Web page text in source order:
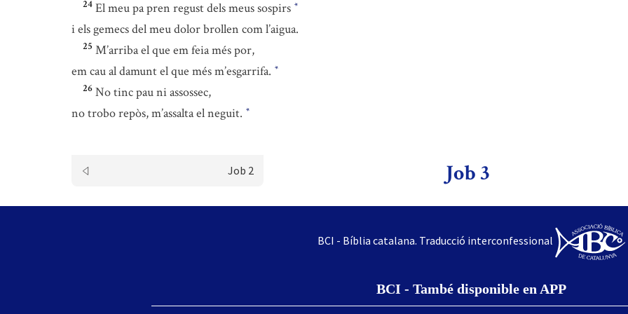
24 El meu pa pren regust dels meus sospirs *
i els gemecs del meu dolor brollen com l’aigua.
25 M’arriba el que em feia més por,
em cau al damunt el que més m’esgarrifa. *
26 No tinc pau ni assossec,
no trobo repòs, m’assalta el neguit. *
Job 2 Job 3
BCI - Bíblia catalana. Traducció interconfessional
BCI - També disponible en APP